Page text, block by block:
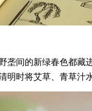
垄间的新绿春色都藏
明时将艾草、青草汁